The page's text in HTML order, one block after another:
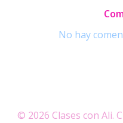
No hay
© 2026 Clases con Ali.